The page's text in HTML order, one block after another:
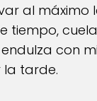
al máximo
tiempo,
con
la tarde.